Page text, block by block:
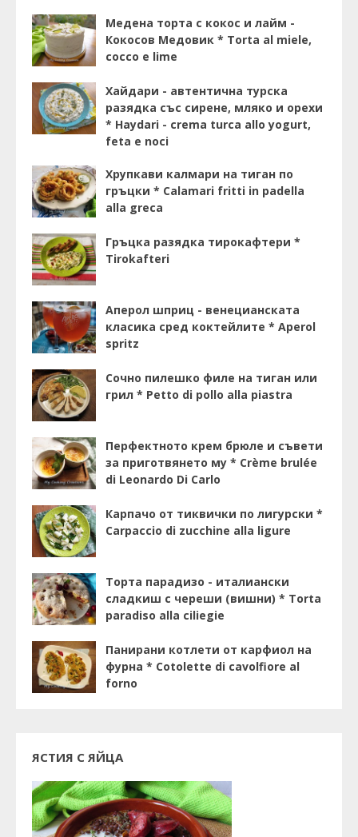
Медена торта с кокос и лайм -
Кокосов Медовик * Torta al miele,
cocco e lime
Хайдари - автентична турска
разядка със сирене, мляко и орехи
* Haydari - crema turca allo yogurt,
feta e noci
Хрупкави калмари на тиган по
гръцки * Calamari fritti in padella
alla greca
Гръцка разядка тирокафтери *
Tirokafteri
Аперол шприц - венецианската
класика сред коктейлите * Aperol
spritz
Сочно пилешко филе на тиган или
грил * Petto di pollo alla piastra
Перфектното крем брюле и съвети
за приготвянето му * Crème brulée
di Leonardo Di Carlo
Карпачо от тиквички по лигурски *
Carpaccio di zucchine alla ligure
Торта парадизо - италиански
сладкиш с череши (вишни) * Torta
paradiso alla ciliegie
Панирани котлети от карфиол на
фурна * Cotolette di cavolfiore al
forno
ЯСТИЯ С ЯЙЦА